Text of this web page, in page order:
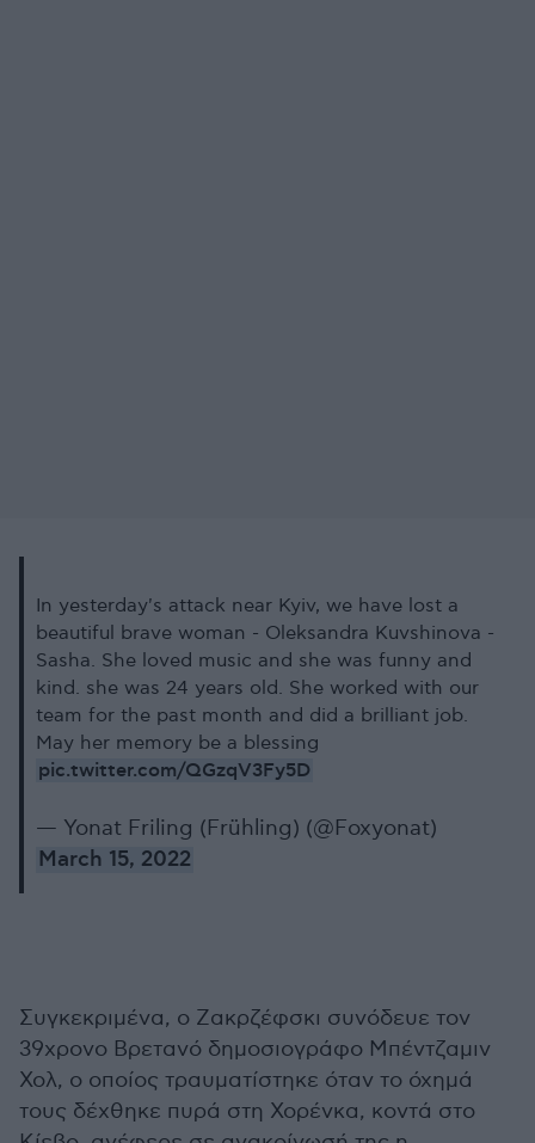
In yesterday's attack near Kyiv, we have lost a
beautiful brave woman - Oleksandra Kuvshinova -
Sasha. She loved music and she was funny and
kind. she was 24 years old. She worked with our
team for the past month and did a brilliant job.
May her memory be a blessing
pic.twitter.com/QGzqV3Fy5D
— Yonat Friling (Frühling) (@Foxyonat)
March 15, 2022
Συγκεκριμένα, ο Ζακρζέφσκι συνόδευε τον
39χρονο Βρετανό δημοσιογράφο Μπέντζαμιν
Χολ, ο οποίος τραυματίστηκε όταν το όχημά
τους δέχθηκε πυρά στη Χορένκα, κοντά στο